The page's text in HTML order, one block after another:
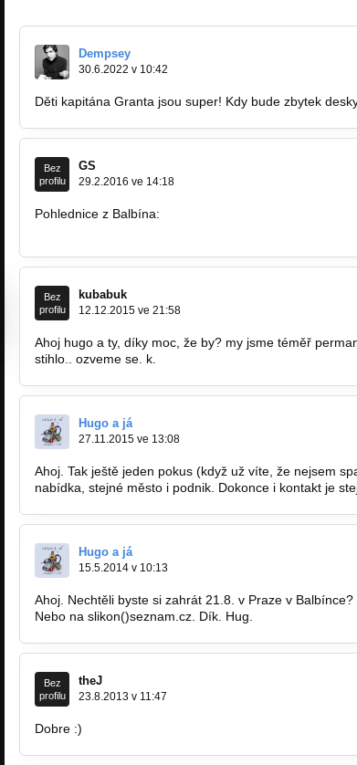
Dempsey
30.6.2022 v 10:42
Děti kapitána Granta jsou super! Kdy bude zbytek
Bez
profilu
GS
29.2.2016 ve 14:18
Pohlednice z Balbína:
Bez
profilu
kubabuk
12.12.2015 ve 21:58
Ahoj hugo a ty, díky moc, že by? my jsme téměř
stihlo.. ozveme se. k.
Hugo a já
27.11.2015 ve 13:08
Ahoj. Tak ještě jeden pokus (když už víte, že nejsem
nabídka, stejné město i podnik. Dokonce i kontakt je
Hugo a já
15.5.2014 v 10:13
Ahoj. Nechtěli byste si zahrát 21.8. v Praze v
Nebo na slikon()seznam.cz. Dík. Hug.
Bez
profilu
theJ
23.8.2013 v 11:47
Dobre :)